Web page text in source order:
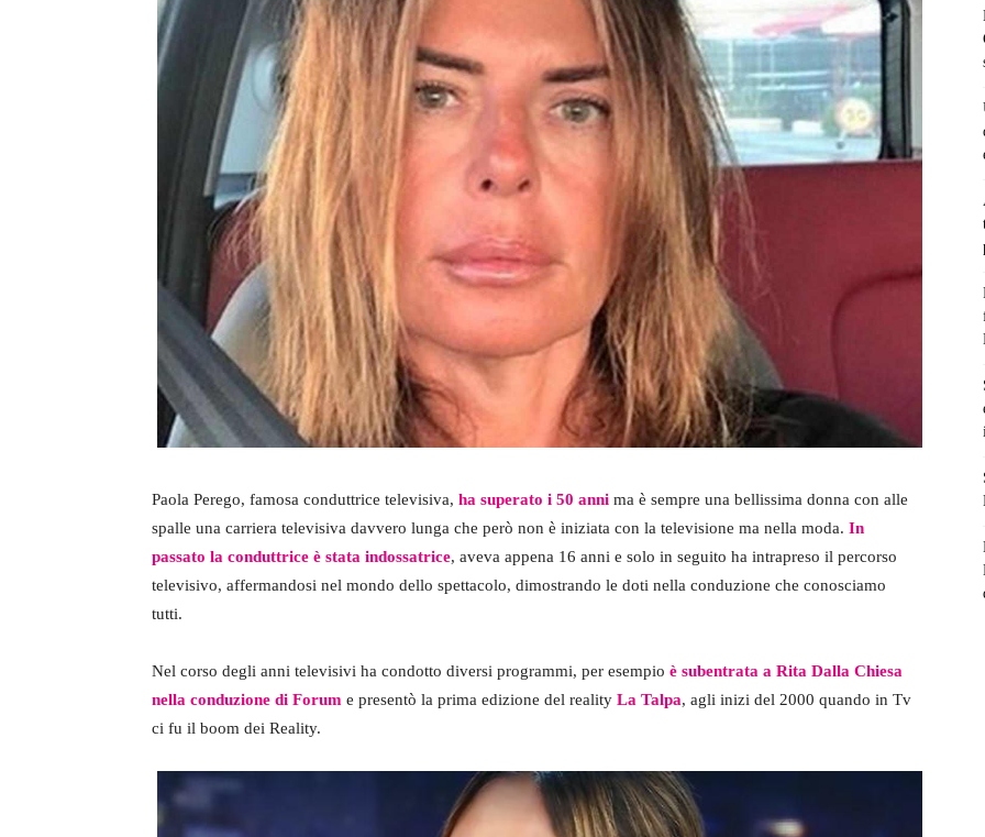
Paola Perego, famosa conduttrice televisiva, ha superato i 50 anni ma è sempre una bellissima donna con alle
spalle una carriera televisiva davvero lunga che però non è iniziata con la televisione ma nella moda. In
passato la conduttrice è stata indossatrice, aveva appena 16 anni e solo in seguito ha intrapreso il percorso
televisivo, affermandosi nel mondo dello spettacolo, dimostrando le doti nella conduzione che conosciamo
tutti.
Nel corso degli anni televisivi ha condotto diversi programmi, per esempio è subentrata a Rita Dalla Chiesa
nella conduzione di Forum e presentò la prima edizione del reality La Talpa, agli inizi del 2000 quando in Tv
ci fu il boom dei Reality.